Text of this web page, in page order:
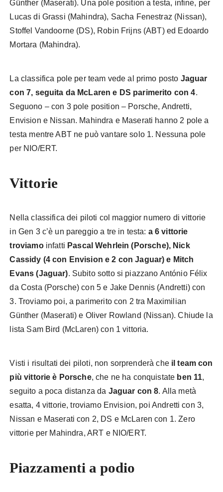
Günther (Maserati). Una pole position a testa, infine, per
Lucas di Grassi (Mahindra), Sacha Fenestraz (Nissan),
Stoffel Vandoorne (DS), Robin Frijns (ABT) ed Edoardo
Mortara (Mahindra).
La classifica pole per team vede al primo posto Jaguar
con 7, seguita da McLaren e DS parimerito con 4.
Seguono – con 3 pole position – Porsche, Andretti,
Envision e Nissan. Mahindra e Maserati hanno 2 pole a
testa mentre ABT ne può vantare solo 1. Nessuna pole
per NIO/ERT.
Vittorie
Nella classifica dei piloti col maggior numero di vittorie
in Gen 3 c’è un pareggio a tre in testa: a 6 vittorie
troviamo infatti Pascal Wehrlein (Porsche), Nick
Cassidy (4 con Envision e 2 con Jaguar) e Mitch
Evans (Jaguar). Subito sotto si piazzano António Félix
da Costa (Porsche) con 5 e Jake Dennis (Andretti) con
3. Troviamo poi, a parimerito con 2 tra Maximilian
Günther (Maserati) e Oliver Rowland (Nissan). Chiude la
lista Sam Bird (McLaren) con 1 vittoria.
Visti i risultati dei piloti, non sorprenderà che il team con
più vittorie è Porsche, che ne ha conquistate ben 11,
seguito a poca distanza da Jaguar con 8. Alla metà
esatta, 4 vittorie, troviamo Envision, poi Andretti con 3,
Nissan e Maserati con 2, DS e McLaren con 1. Zero
vittorie per Mahindra, ART e NIO/ERT.
Piazzamenti a podio